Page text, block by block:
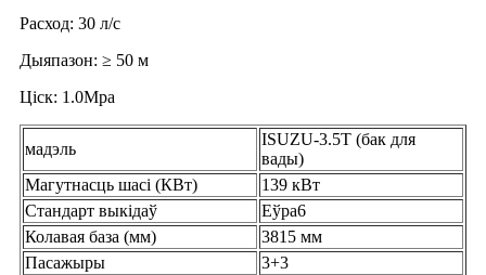
Расход: 30 л/с
Дыяпазон: ≥ 50 м
Ціск: 1.0Mpa
мадэль
ISUZU-3.5T (бак для
вады)
Магутнасць шасі (КВт)
139 кВт
Стандарт выкідаў
Еўра6
Колавая база (мм)
3815 мм
Пасажыры
3+3